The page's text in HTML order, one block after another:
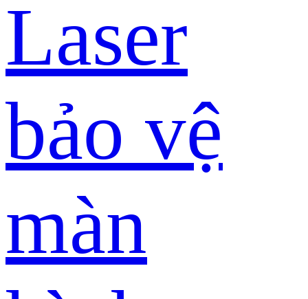
Laser
bảo vệ
màn